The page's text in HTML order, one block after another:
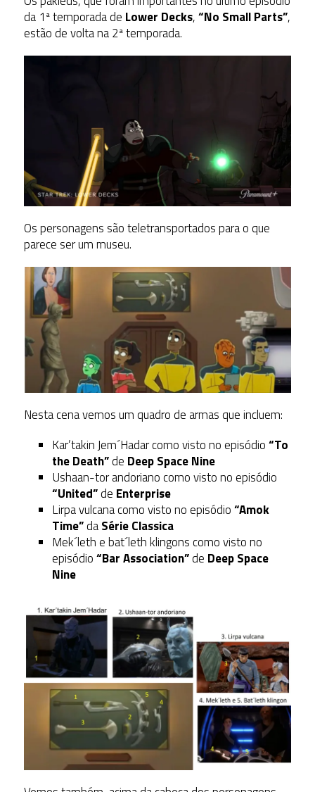
da 1ª temporada de Lower Decks,“No Small Parts”,
estão de volta na 2ª temporada.
Os personagens são teletransportados para o que
parece ser um museu.
Nesta cena vemos um quadro de armas que incluem:
Kar’takin Jem´Hadar como visto no episódio“To
the Death”de Deep Space Nine
Ushaan-tor andoriano como visto no episódio
“United”de Enterprise
Lirpa vulcana como visto no episódio“Amok
Time”daSérie Classica
Mek´leth e bat´leth klingons como visto no
episódio“Bar Association”de Deep Space
Nine